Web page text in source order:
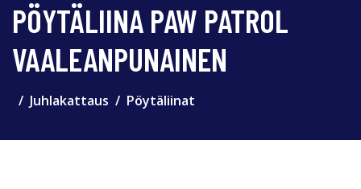
PÖYTÄLIINA PAW PATROL
VAALEANPUNAINEN
Juhlakattaus Pöytäliinat